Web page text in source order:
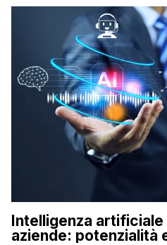
Intelligenza artificiale
aziende: potenzialità